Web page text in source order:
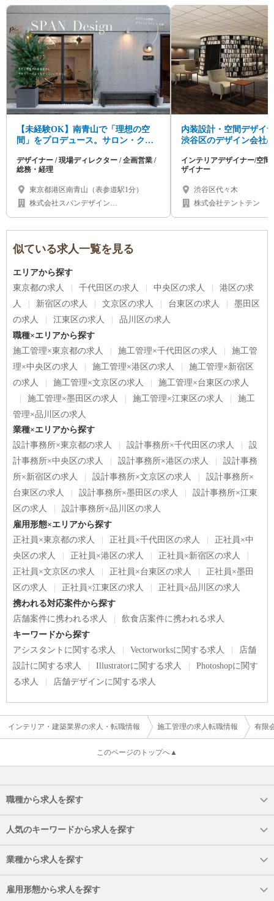
【未経験OK】南青山で「理想の空
間」をプロデュース。サロン・クリ
イナー/施工管理/総務・経理）
デザイナー / 現場ディレクター / 企画営業 /
総務・経理
東京都港区南青山（表参道駅1分）
株式会社スパンデザイン
内装設計・空間デザイ
渋谷区のデザイン会社/
インテリアデザイナー/空間
ザイナー
渋谷区代々木
株式会社テントテン
似ている求人一覧を見る
エリアから探す
東京都の求人
千代田区の求人 中央区の求人
港区の求
人
新宿区の求人 文京区の求人 台東区の求人
墨田区
の求人
江東区の求人
品川区の求人
職種×エリアから探す
施工管理×東京都の求人
施工管理×千代田区の求人
施工管
理×中央区の求人
施工管理×港区の求人
施工管理×新宿区
の求人
施工管理×文京区の求人
施工管理×台東区の求人
施工管理×墨田区の求人
施工管理×江東区の求人
施工
管理×品川区の求人
業種×エリアから探す
設計事務所×東京都の求人
設計事務所×千代田区の求人
設
計事務所×中央区の求人
設計事務所×港区の求人
設計事務
所×新宿区の求人
設計事務所×文京区の求人
設計事務所×
台東区の求人
設計事務所×墨田区の求人
設計事務所×江東
区の求人
設計事務所×品川区の求人
雇用形態×エリアから探す
正社員×東京都の求人
正社員×千代田区の求人
正社員×中
央区の求人
正社員×港区の求人
正社員×新宿区の求人
正社員×文京区の求人
正社員×台東区の求人
正社員×墨田
区の求人
正社員×江東区の求人
正社員×品川区の求人
携われる対応案件から探す
店舗案件に携われる求人
飲食店案件に携われる求人
キーワードから探す
アシスタントに関する求人
Vectorworksに関する求人
店舗
設計に関する求人
Illustratorに関する求人
Photoshopに関す
る求人
店舗デザインに関する求人
インテリア・建築業界の求人・転職情報 施工管理の求人転職情報 有限
このページのトップへ▲
職種から求人を探す
人気のキーワードから求人を探す
業種から求人を探す
雇用形態から求人を探す